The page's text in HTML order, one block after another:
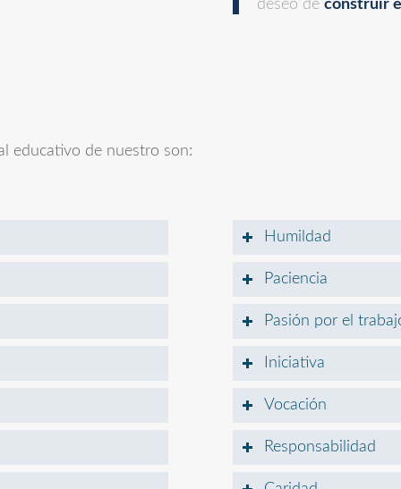
deseo deconstruir
educativo de nuestro son:
Humildad
Paciencia
Pasión por el
Iniciativa
Vocación
Responsabilidad